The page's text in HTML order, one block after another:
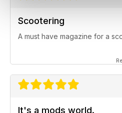
Scootering
A must have magazine for a
It's a mods world.